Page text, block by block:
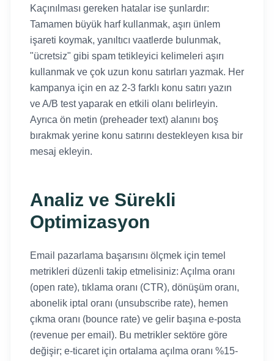
Kaçınılması gereken hatalar ise şunlardır:
Tamamen büyük harf kullanmak, aşırı ünlem
işareti koymak, yanıltıcı vaatlerde bulunmak,
"ücretsiz" gibi spam tetikleyici kelimeleri aşırı
kullanmak ve çok uzun konu satırları yazmak. Her
kampanya için en az 2-3 farklı konu satırı yazın
ve A/B test yaparak en etkili olanı belirleyin.
Ayrıca ön metin (preheader text) alanını boş
bırakmak yerine konu satırını destekleyen kısa bir
mesaj ekleyin.
Analiz ve Sürekli
Optimizasyon
Email pazarlama başarısını ölçmek için temel
metrikleri düzenli takip etmelisiniz: Açılma oranı
(open rate), tıklama oranı (CTR), dönüşüm oranı,
abonelik iptal oranı (unsubscribe rate), hemen
çıkma oranı (bounce rate) ve gelir başına e-posta
(revenue per email). Bu metrikler sektöre göre
değişir; e-ticaret için ortalama açılma oranı %15-